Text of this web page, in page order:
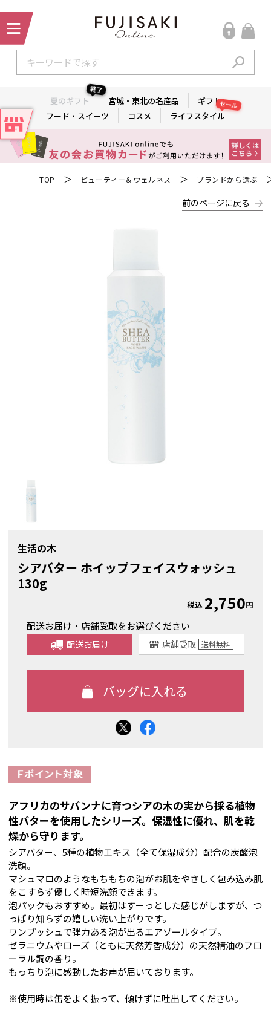
夏のギフト
終了
宮城・東北の名産品
ギフト
フード・スイーツ
コスメ ライフスタイル
セール
TOP ＞ ビューティー＆ウェルネス ＞ ブランドから選ぶ
前のページに戻る
生活の木
シアバター ホイップフェイスウォッシュ
130g
税込 2,750円
配送お届け・店舗受取をお選びください
配送お届け 店舗受取 送料無料
アフリカのサバンナに育つシアの木の実から採る植物
性バターを使用したシリーズ。保湿性に優れ、肌を乾
燥から守ります。
シアバター、5種の植物エキス（全て保湿成分）配合の炭酸泡
洗顔。
マシュマロのようなもちもちの泡がお肌をやさしく包み込み肌
をこすらず優しく時短洗顔できます。
泡パックもおすすめ。最初はすーっとした感じがしますが、つ
っぱり知らずの嬉しい洗い上がりです。
ワンプッシュで弾力ある泡が出るエアゾールタイプ。
ゼラニウムやローズ（ともに天然芳香成分）の天然精油のフロ
ーラル調の香り。
もっちり泡に感動したお声が届いております。
※使用時は缶をよく振って、傾けずに吐出してください。